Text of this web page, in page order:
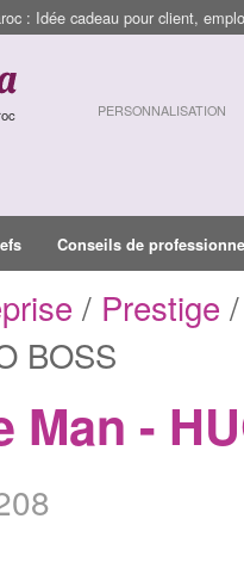
: Idée cadeau pour client,
PERSONNALISATION
Conseils de
/ Prestige
BOSS
Man -